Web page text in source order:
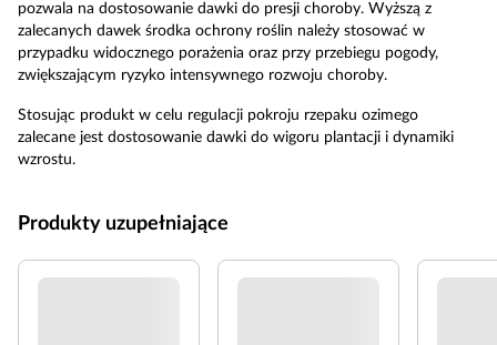
pozwala na dostosowanie dawki do presji choroby. Wyższą z
zalecanych dawek środka ochrony roślin należy stosować w
przypadku widocznego porażenia oraz przy przebiegu pogody,
zwiększającym ryzyko intensywnego rozwoju choroby.
Stosując produkt w celu regulacji pokroju rzepaku ozimego
zalecane jest dostosowanie dawki do wigoru plantacji i dynamiki
wzrostu.
Produkty uzupełniające